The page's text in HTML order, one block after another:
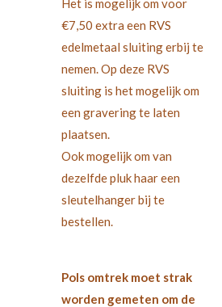
Het is mogelijk om voor
€7,50 extra een RVS
edelmetaal sluiting erbij te
nemen.Op deze RVS
sluiting is het mogelijk om
een gravering te laten
plaatsen.
Ook mogelijk om van
dezelfde pluk haar een
sleutelhanger bij te
bestellen.
Pols omtrek moet strak
worden gemeten om de